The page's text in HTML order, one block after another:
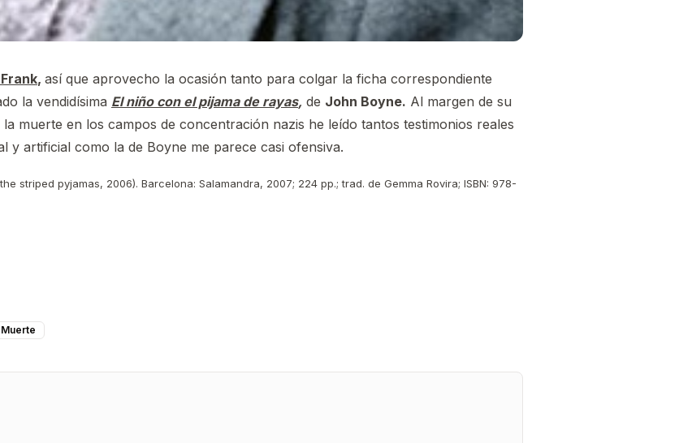
, así que aprovecho la ocasión tanto para colgar la ficha correspondiente
la vendidísima El niño con el pijama de rayas, de John Boyne. Al margen de su
muerte en los campos de concentración nazis he leído tantos testimonios reales
y artificial como la de Boyne me parece casi ofensiva.
striped pyjamas, 2006). Barcelona: Salamandra, 2007; 224 pp.; trad. de Gemma Rovira; ISBN: 978-
Muerte